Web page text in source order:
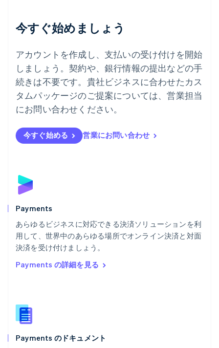
今すぐ始めましょう
アカウントを作成し、支払いの受け付けを開始
しましょう。契約や、銀行情報の提出などの手
続きは不要です。貴社ビジネスに合わせたカス
タムパッケージのご提案については、営業担当
にお問い合わせください。
今すぐ始める 営業にお問い合わせ
Payments
あらゆるビジネスに対応できる決済ソリューションを利
用して、世界中のあらゆる場所でオンライン決済と対面
決済を受け付けましょう。
Payments の詳細を見る
Payments のドキュメント
English
Deutsch English
ニュージーランド
English
ノルウェー
ハンガリー
English
EnglishSvenska
ブラジル
ブルガリア
English
Nederlands
English
ポルトガル
PortuguêsEnglish
English
Español
ラトビア
リトアニア